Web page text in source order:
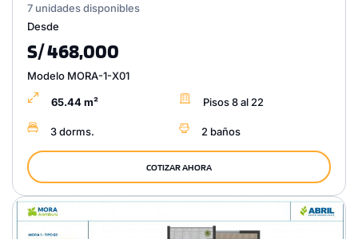
7 unidades disponibles
Desde
S/ 468,000
Modelo MORA-1-X01
65.44 m² Pisos 8 al 22
3 dorms. 2 baños
COTIZAR AHORA